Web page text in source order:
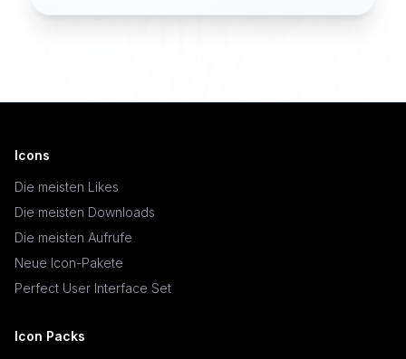
Icons
Die meisten Likes
Die meisten Downloads
Die meisten Aufrufe
Neue Icon-Pakete
Perfect User Interface Set
Icon Packs